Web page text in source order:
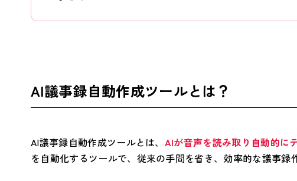
AI議事録自動作成ツールとは？
AI議事録自動作成ツールとは、 AIが音声を読み取り自動的に
を自動化するツールで、従来の手間を省き、効率的な議事録